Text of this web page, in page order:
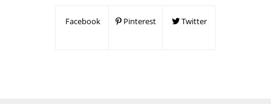
Facebook Pinterest Twitter